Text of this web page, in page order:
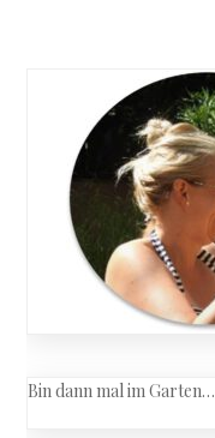
Bin dann mal im Garten…